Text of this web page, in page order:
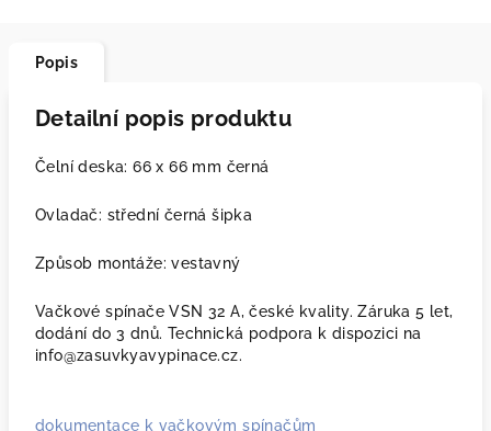
Popis
Detailní popis produktu
Čelní deska: 66 x 66 mm černá
Ovladač: střední černá šipka
Způsob montáže: vestavný
Vačkové spínače VSN 32 A, české kvality. Záruka 5 let,
dodání do 3 dnů. Technická podpora k dispozici na
info@zasuvkyavypinace.cz.
dokumentace k vačkovým spínačům